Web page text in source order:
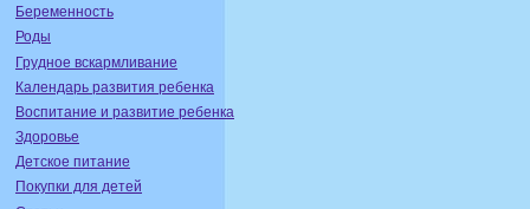
Беременность
Роды
Грудное вскармливание
Календарь развития ребенка
Воспитание и развитие ребенка
Здоровье
Детское питание
Покупки для детей